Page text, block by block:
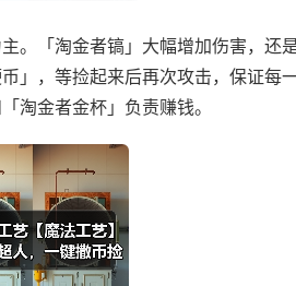
。「淘金者镐」大幅增加伤害，还
」，等捡起来后再次攻击，保证每
淘金者金杯」负责赚钱。